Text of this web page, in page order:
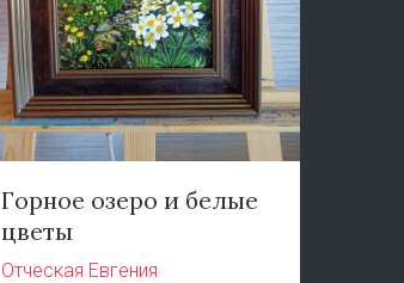
Горное озеро и белые
цветы
Отческая Евгения